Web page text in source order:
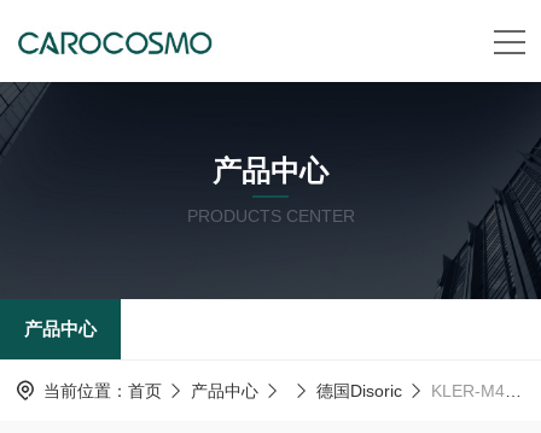
产品中心
PRODUCTS CENTER
产品中心
当前位置： 首页 产品中心 德国Disoric KLER-M4-T2-0.5德森瑞 德国Disoric 光纤传感器